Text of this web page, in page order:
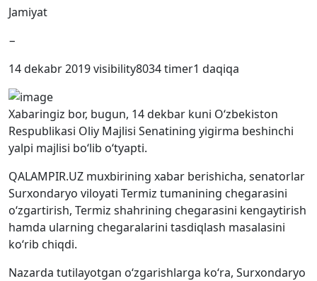
Jamiyat
−
14 dekabr 2019visibility8034timer1 daqiqa
Xabaringiz bor, bugun, 14 dekbar kuni O‘zbekiston
Respublikasi Oliy Majlisi Senatining yigirma beshinchi
yalpi majlisi bo‘lib o‘tyapti.
QALAMPIR.UZ muxbirining xabar berishicha, senatorlar
Surxondaryo viloyati Termiz tumanining chegarasini
o‘zgartirish, Termiz shahrining chegarasini kengaytirish
hamda ularning chegaralarini tasdiqlash masalasini
ko‘rib chiqdi.
Nazarda tutilayotgan o‘zgarishlarga ko‘ra, Surxondaryo